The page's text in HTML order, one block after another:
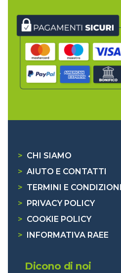
> CHI SIAMO
> AIUTO E CONTATTI
> TERMINI E CONDIZIONI
>
PRIVACY POLICY
> COOKIE POLICY
>
INFORMATIVA RAEE
Dicono di noi